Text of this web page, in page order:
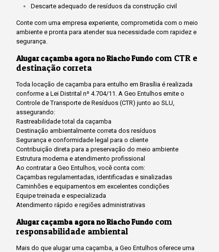
Descarte adequado de resíduos da construção civil
Conte com uma empresa experiente, comprometida com o meio
ambiente e pronta para atender sua necessidade com rapidez e
segurança.
Alugar caçamba agora no Riacho Fundo com CTR e
destinação correta
Toda locação de caçamba para entulho em Brasília é realizada
conforme a Lei Distrital nº 4.704/11. A Geo Entulhos emite o
Controle de Transporte de Resíduos (CTR) junto ao SLU,
assegurando:
Rastreabilidade total da caçamba
Destinação ambientalmente correta dos resíduos
Segurança e conformidade legal para o cliente
Contribuição direta para a preservação do meio ambiente
Estrutura moderna e atendimento profissional
Ao contratar a Geo Entulhos, você conta com:
Caçambas regulamentadas, identificadas e sinalizadas
Caminhões e equipamentos em excelentes condições
Equipe treinada e especializada
Atendimento rápido e regiões administrativas
Alugar caçamba agora no Riacho Fundo com
responsabilidade ambiental
Mais do que alugar uma caçamba, a Geo Entulhos oferece uma